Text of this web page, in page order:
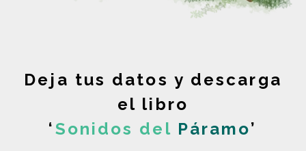
Deja tus datos y descarga
el libro
‘Sonidos del Páramo’